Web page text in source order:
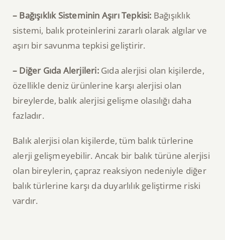
– Bağışıklık Sisteminin Aşırı Tepkisi: Bağışıklık
sistemi, balık proteinlerini zararlı olarak algılar ve
aşırı bir savunma tepkisi geliştirir.
– Diğer Gıda Alerjileri:Gıda alerjisi olan kişilerde,
özellikle deniz ürünlerine karşı alerjisi olan
bireylerde, balık alerjisi gelişme olasılığı daha
fazladır.
Balık alerjisi olan kişilerde, tüm balık türlerine
alerji gelişmeyebilir. Ancak bir balık türüne alerjisi
olan bireylerin, çapraz reaksiyon nedeniyle diğer
balık türlerine karşı da duyarlılık geliştirme riski
vardır.